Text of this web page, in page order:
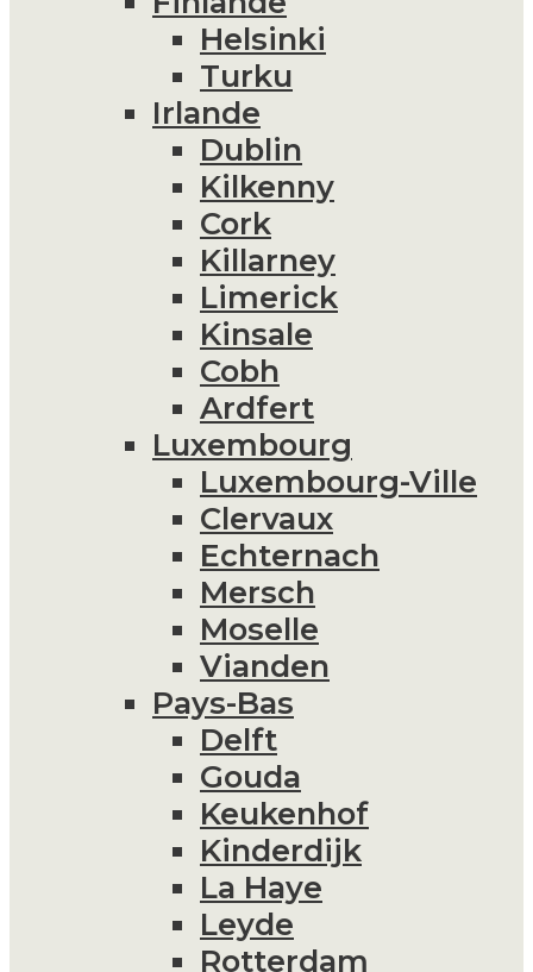
Helsinki
Turku
Irlande
Dublin
Kilkenny
Cork
Killarney
Limerick
Kinsale
Cobh
Ardfert
Luxembourg
Luxembourg-Ville
Clervaux
Echternach
Mersch
Moselle
Vianden
Pays-Bas
Delft
Gouda
Keukenhof
Kinderdijk
La Haye
Leyde
Rotterdam